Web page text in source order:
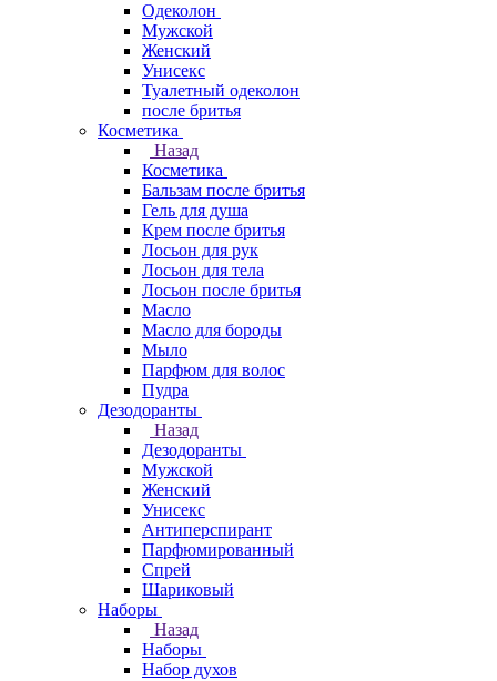
Одеколон
Мужской
Женский
Унисекс
Туалетный одеколон
после бритья
Косметика
Назад
Косметика
Бальзам после бритья
Гель для душа
Крем после бритья
Лосьон для рук
Лосьон для тела
Лосьон после бритья
Масло
Масло для бороды
Мыло
Парфюм для волос
Пудра
Дезодоранты
Назад
Дезодоранты
Мужской
Женский
Унисекс
Антиперспирант
Парфюмированный
Спрей
Шариковый
Наборы
Назад
Наборы
Набор духов